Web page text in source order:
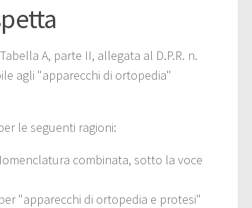
A, parte II, allegata al D.P.R. n.
agli "apparecchi di ortopedia"
le seguenti ragioni:
combinata, sotto la voce
"apparecchi di ortopedia e protesi"